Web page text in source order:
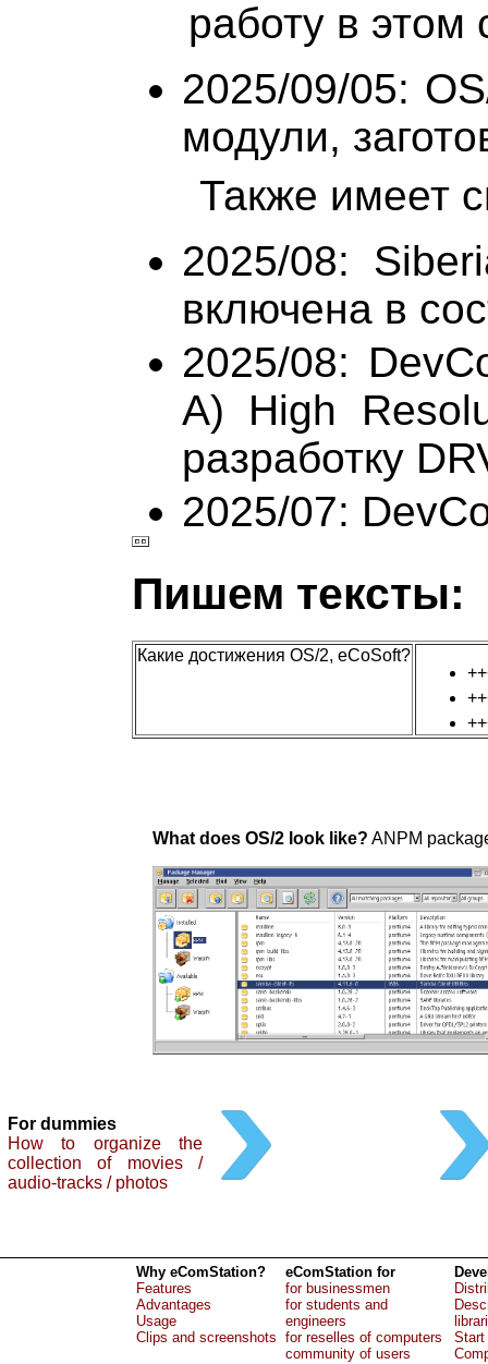
работу в этом
2025/09/05:
модули,
Также имеет
2025/08:
включена в
2025/08:
A) High
разработку
2025/07:
Пишем тексты:
Какие достижения OS/2, eCoSoft?
What does OS/2 look like? ANPM
For dummies
How to organize the
collection of movies /
audio-tracks / photos
Why eComStation?
Features
Advantages
Usage
Clips and screenshots
eComStation for
for businessmen
for students and
engineers
for reselles of computers
community of users
Start